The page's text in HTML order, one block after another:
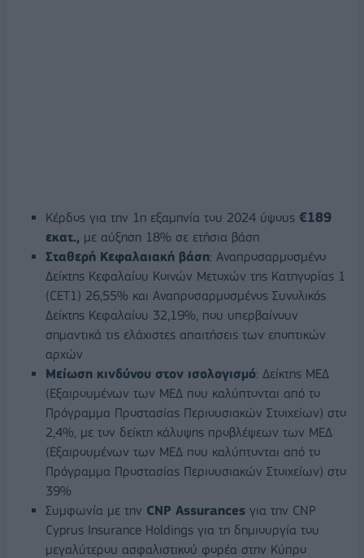
Κέρδος για την 1η εξαμηνία του 2024 ύψους €189
εκατ., με αύξηση 18% σε ετήσια βάση
Σταθερή Κεφαλαιακή βάση: Αναπροσαρμοσμένο
Δείκτης Κεφαλαίου Κοινών Μετοχών της Κατηγορίας 1
(CET1) 26,55% και Αναπροσαρμοσμένος Συνολικός
Δείκτης Κεφαλαίου 32,19%, που υπερβαίνουν
σημαντικά τις ελάχιστες απαιτήσεις των εποπτικών
αρχών
Μείωση κινδύνου στον ισολογισμό: Δείκτης ΜΕΔ
(Εξαιρουμένων των ΜΕΔ που καλύπτονται από το
Πρόγραμμα Προστασίας Περιουσιακών Στοιχείων) στο
2,4%, με τον δείκτη κάλυψης προβλέψεων των ΜΕΔ
(Εξαιρουμένων των ΜΕΔ που καλύπτονται από το
Πρόγραμμα Προστασίας Περιουσιακών Στοιχείων) στο
39%
Συμφωνία με την CNP Assurances για την CNP
Cyprus Insurance Holdings για τη δημιουργία του
μεγαλύτερου ασφαλιστικού φορέα στην Κύπρο